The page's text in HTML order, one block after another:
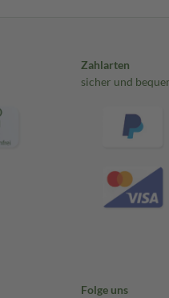
Zahlarten
sicher und
Folge uns